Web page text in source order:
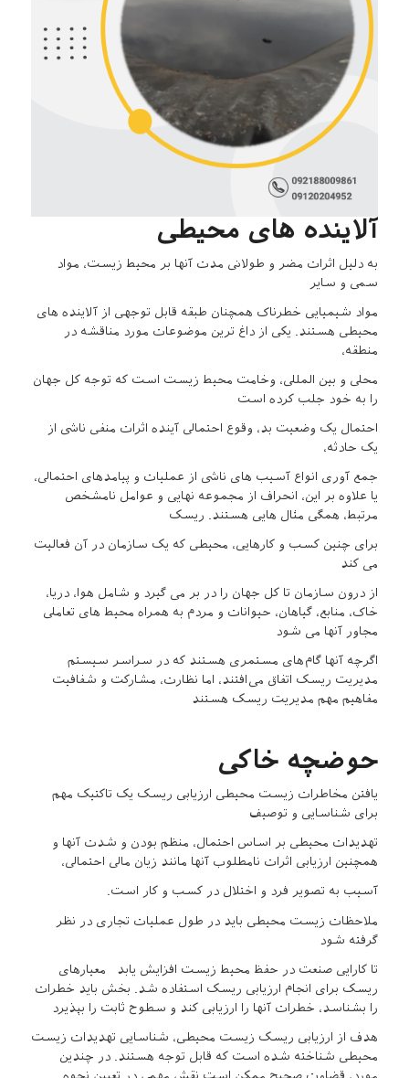
آلاینده های محیطی
به دلیل اثرات مضر و طولانی مدت آنها بر محیط زیست، مواد
سمی و سایر
مواد شیمیایی خطرناک همچنان طبقه قابل توجهی از آلاینده های
محیطی هستند. یکی از داغ ترین موضوعات مورد مناقشه در
منطقه،
محلی و بین المللی، وخامت محیط زیست است که توجه کل جهان
را به خود جلب کرده است
احتمال یک وضعیت بد، وقوع احتمالی آینده اثرات منفی ناشی از
یک حادثه،
جمع آوری انواع آسیب های ناشی از عملیات و پیامدهای احتمالی،
یا علاوه بر این، انحراف از مجموعه نهایی و عوامل نامشخص
مرتبط، همگی مثال هایی هستند. ریسک
برای چنین کسب و کارهایی، محیطی که یک سازمان در آن فعالیت
می کند
از درون سازمان تا کل جهان را در بر می گیرد و شامل هوا، دریا،
خاک، منابع، گیاهان، حیوانات و مردم به همراه محیط های تعاملی
مجاور آنها می شود
اگرچه آنها گام‌های مستمری هستند که در سراسر سیستم
مدیریت ریسک اتفاق می‌افتند، اما نظارت، مشارکت و شفافیت
مفاهیم مهم مدیریت ریسک هستند
حوضچه خاکی
یافتن مخاطرات زیست محیطی ارزیابی ریسک یک تاکتیک مهم
برای شناسایی و توصیف
تهدیدات محیطی بر اساس احتمال، منظم بودن و شدت آنها و
همچنین ارزیابی اثرات نامطلوب آنها مانند زیان مالی احتمالی،
آسیب به تصویر فرد و اختلال در کسب و کار است.
ملاحظات زیست محیطی باید در طول عملیات تجاری در نظر
گرفته شود
تا کارایی صنعت در حفظ محیط زیست افزایش یابد معیارهای
ریسک برای انجام ارزیابی ریسک استفاده شد. بخش باید خطرات
را بشناسد، خطرات آنها را ارزیابی کند و سطوح ثابت را بپذیرد
هدف از ارزیابی ریسک زیست محیطی، شناسایی تهدیدات زیست
محیطی شناخته شده است که قابل توجه هستند. در چندین